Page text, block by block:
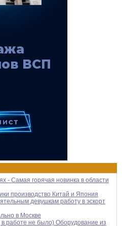
- Самая горячая новинка в области
производство Китай и Япония
девушкам работу в эскорт
в Москве
работе не было) Оборудование из